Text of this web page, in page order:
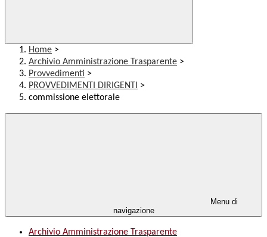
Home >
Archivio Amministrazione Trasparente >
Provvedimenti >
PROVVEDIMENTI DIRIGENTI >
commissione elettorale
Menu di
navigazione
Archivio Amministrazione Trasparente